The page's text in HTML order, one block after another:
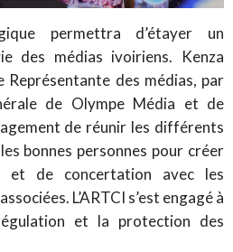
permettra d’étayer un
des médias ivoiriens. Kenza
Représentante des médias, par
de Olympe Média et de
de réunir les différents
bonnes personnes pour créer
et de concertation avec les
L’ARTCI s’est engagé à
et la protection des